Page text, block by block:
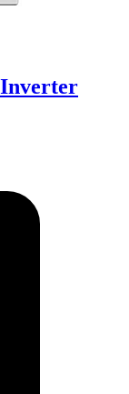
Inverter